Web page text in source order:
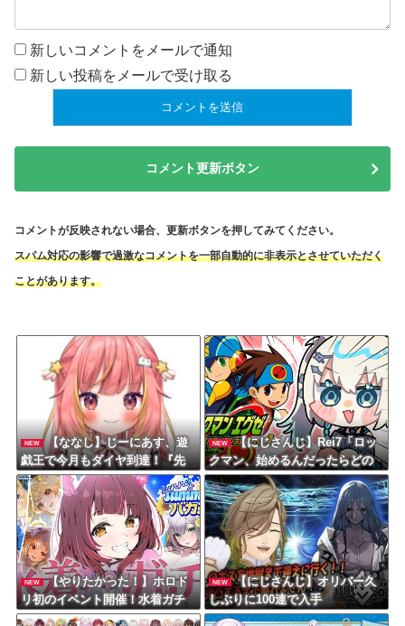
新しいコメントをメールで通知
新しい投稿をメールで受け取る
コメント更新ボタン
コメントが反映されない場合、更新ボタンを押してみてください。
スパム対応の影響で過激なコメントを一部自動的に非表示とさせていただく
ことがあります。
NEW
【ななし】じーにあす、遊
戯王で今月もダイヤ到達！『先
生もう笑うしかなくなっとりま
すやん』『とんでもないバケモ
ンを産み出してしまった』
NEW
【にじさんじ】Rei7「ロッ
クマン、始めるんだったらどの
シリーズがいいかな？３と
か？」
NEW
【やりたかった！】ホロド
リ初のイベント開催！水着ガチ
ャに挑むロボ子さんの挑戦に密
NEW
【にじさんじ】オリバー久
しぶりに100連で入手